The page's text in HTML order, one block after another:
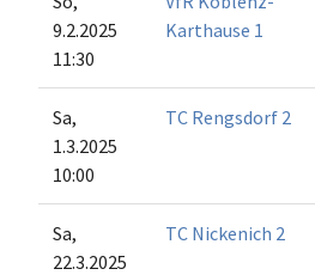
9.2.2025
11:30
Karthause 1
Sa,
1.3.2025
10:00
TC Rengsdorf 2
Sa,
22.3.2025
TC Nickenich 2